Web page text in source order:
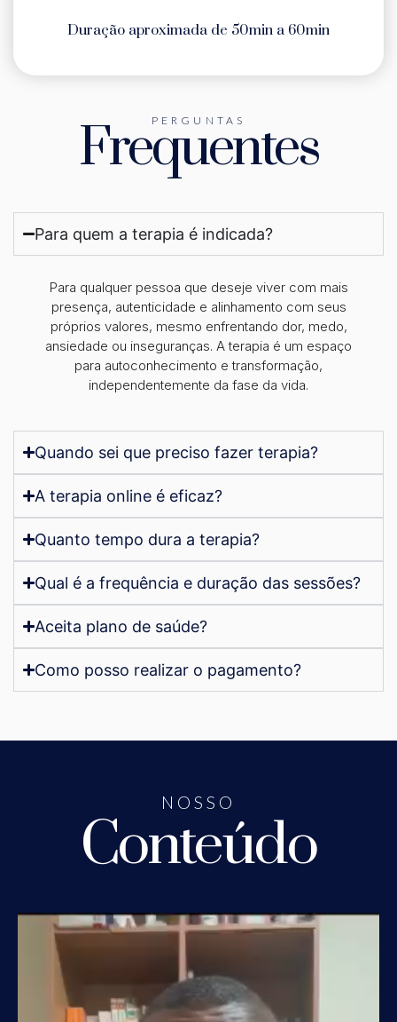
Duração aproximada de 50min a 60min
PERGUNTAS
Frequentes
Para quem a terapia é indicada?
Para qualquer pessoa que deseje viver com mais
presença, autenticidade e alinhamento com seus
próprios valores, mesmo enfrentando dor, medo,
ansiedade ou inseguranças. A terapia é um espaço
para autoconhecimento e transformação,
independentemente da fase da vida.
Quando sei que preciso fazer terapia?
A terapia online é eficaz?
Quanto tempo dura a terapia?
Qual é a frequência e duração das sessões?
Aceita plano de saúde?
Como posso realizar o pagamento?
NOSSO
Conteúdo